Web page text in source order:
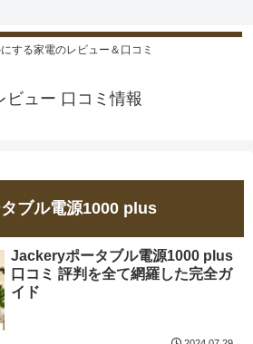
する家電のレビュー＆口コミ
ビュー 口コミ情報
ブル電源1000 plus
Jackeryポータブル電源1000 plus
口コミ 評判を全て網羅した完全ガ
イド